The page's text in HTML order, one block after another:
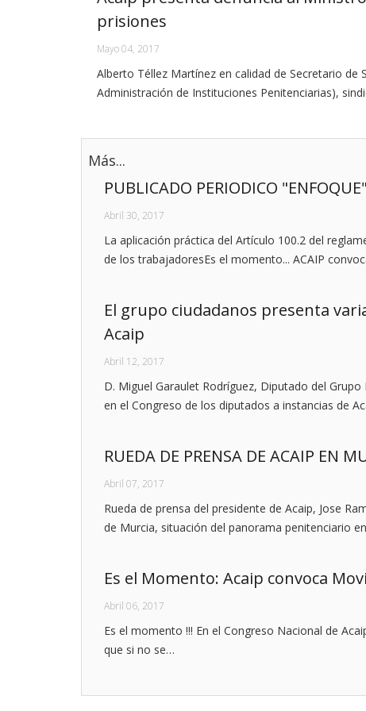
prisiones
Mayo 04, 2017
Alberto Téllez Martínez en calidad de Secretario de
Administración de Instituciones Penitenciarias),
Más...
PUBLICADO PERIODICO
Abril 30, 2017
La aplicación práctica del Artículo 100.2 del
de los trabajadoresEs el momento... ACAIP
El grupo ciudadanos presenta
Acaip
Abril 12, 2017
D. Miguel Garaulet Rodríguez, Diputado del
en el Congreso de los diputados a instancias de
RUEDA DE PRENSA DE ACAIP EN
Abril 07, 2017
Rueda de prensa del presidente de Acaip, Jose
de Murcia, situación del panorama penitenciario
Es el Momento: Acaip convoca
Abril 06, 2017
Es el momento !!! En el Congreso Nacional de
que si no se…